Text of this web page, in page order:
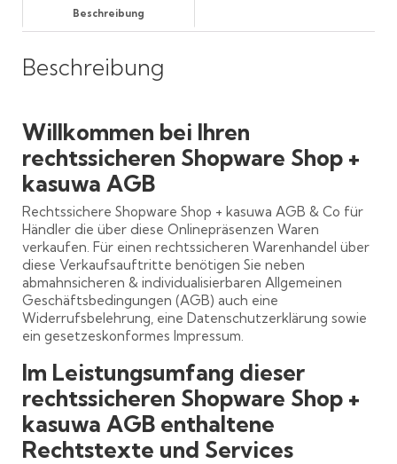
Beschreibung
Beschreibung
Willkommen bei Ihren
rechtssicheren Shopware Shop +
kasuwa AGB
Rechtssichere Shopware Shop + kasuwa AGB & Co für
Händler die über diese Onlinepräsenzen Waren
verkaufen. Für einen rechtssicheren Warenhandel über
diese Verkaufsauftritte benötigen Sie neben
abmahnsicheren & individualisierbaren Allgemeinen
Geschäftsbedingungen (AGB) auch eine
Widerrufsbelehrung, eine Datenschutzerklärung sowie
ein gesetzeskonformes Impressum.
Im Leistungsumfang dieser
rechtssicheren Shopware Shop +
kasuwa AGB enthaltene
Rechtstexte und Services